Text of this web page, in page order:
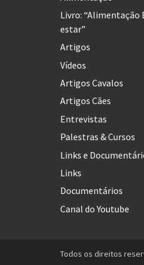
Livro: “Alimentação
estar”
Artigos
Vídeos
Artigos Cavalos
Artigos Cães
Entrevistas
Palestras & Cursos
Links e
Links
Documentários
Canal do Youtube
Todos os direitos